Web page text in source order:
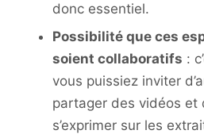
donc essentiel.
Possibilité que ces
soient collaboratifs :
vous puissiez inviter
partager des vidéos et
s’exprimer sur les